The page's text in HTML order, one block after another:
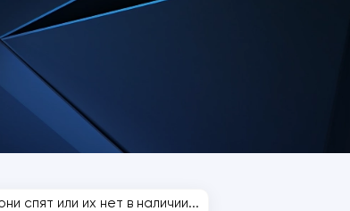
спят или их нет в наличии...